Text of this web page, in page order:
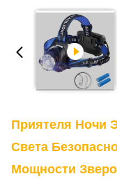
Приятеля Ночи
Света
Мощности